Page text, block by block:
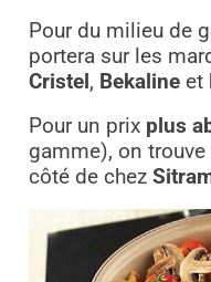
Pour du milieu de
portera sur les
Cristel , Bekalineet
Pour un prix plus
gamme), on
côté de chez